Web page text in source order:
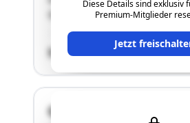
Diese Details sind exklusiv
Premium-Mitglieder
Jetzt
Quellengasse 11"
SCHÄTZWERT
Quellengasse 11